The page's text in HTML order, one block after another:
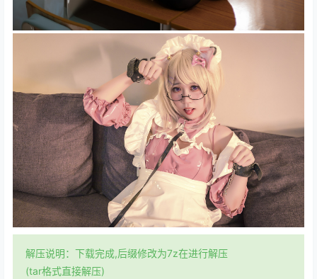
解压说明：下载完成,后缀修改为7z在进行解压
(tar格式直接解压)